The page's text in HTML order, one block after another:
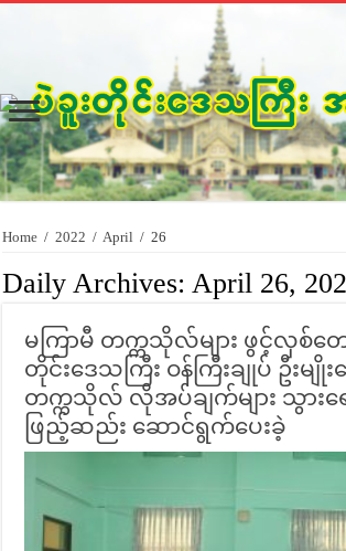
Home / 2022 / April / 26
Daily Archives:April 26,
မကြာမီ တက္ကသိုလ်များ ဖွင့်လှစ်တ
တိုင်းဒေသကြီး ဝန်ကြီးချုပ် ဦးမျိုး
တက္ကသိုလ် လိုအပ်ချက်များ သွားရ
ဖြည့်ဆည်း ဆောင်ရွက်ပေးခဲ့